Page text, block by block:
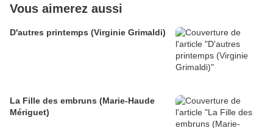
Vous aimerez aussi
D'autres printemps (Virginie Grimaldi)
La Fille des embruns (Marie-Haude
Mériguet)